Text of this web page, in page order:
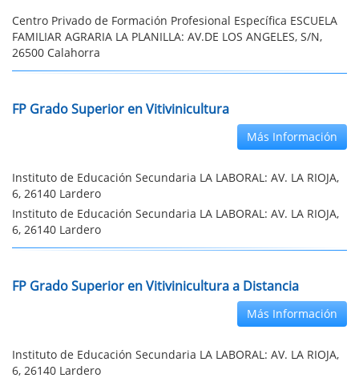
Centro Privado de Formación Profesional Específica ESCUELA
FAMILIAR AGRARIA LA PLANILLA: AV.DE LOS ANGELES, S/N,
26500 Calahorra
FP Grado Superior en Vitivinicultura
Más Información
Instituto de Educación Secundaria LA LABORAL: AV. LA RIOJA,
6, 26140 Lardero
Instituto de Educación Secundaria LA LABORAL: AV. LA RIOJA,
6, 26140 Lardero
FP Grado Superior en Vitivinicultura a Distancia
Más Información
Instituto de Educación Secundaria LA LABORAL: AV. LA RIOJA,
6, 26140 Lardero